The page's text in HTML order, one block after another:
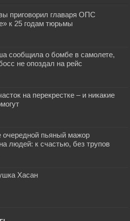
приговорил главаря ОПС
к 25 годам тюрьмы
сообщила о бомбе в самолете,
не опоздал на рейс
на перекрестке – и никакие
очередной пьяный мажор
людей: к счастью, без трупов
Хасан